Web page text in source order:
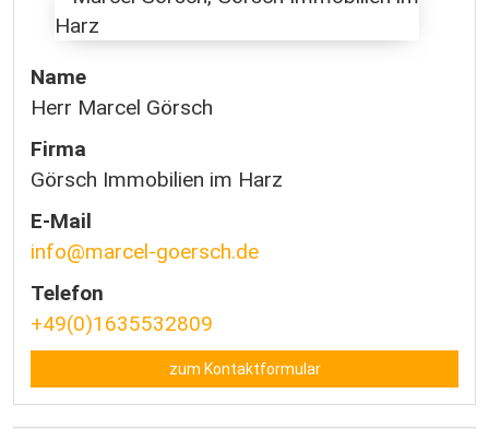
Name
Herr Marcel Görsch
Firma
Görsch Immobilien im Harz
E-Mail
info@marcel-goersch.de
Telefon
+49(0)1635532809
zum Kontaktformular